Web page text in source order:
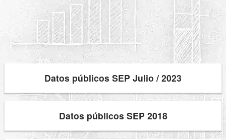
Datos públicos SEP Julio / 2023
Datos públicos SEP 2018